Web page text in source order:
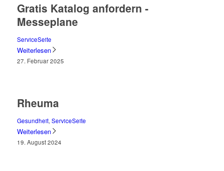
Gratis Katalog anfordern -
Messeplane
ServiceSeite
Weiterlesen
27. Februar 2025
Rheuma
Gesundheit, ServiceSeite
Weiterlesen
19. August 2024